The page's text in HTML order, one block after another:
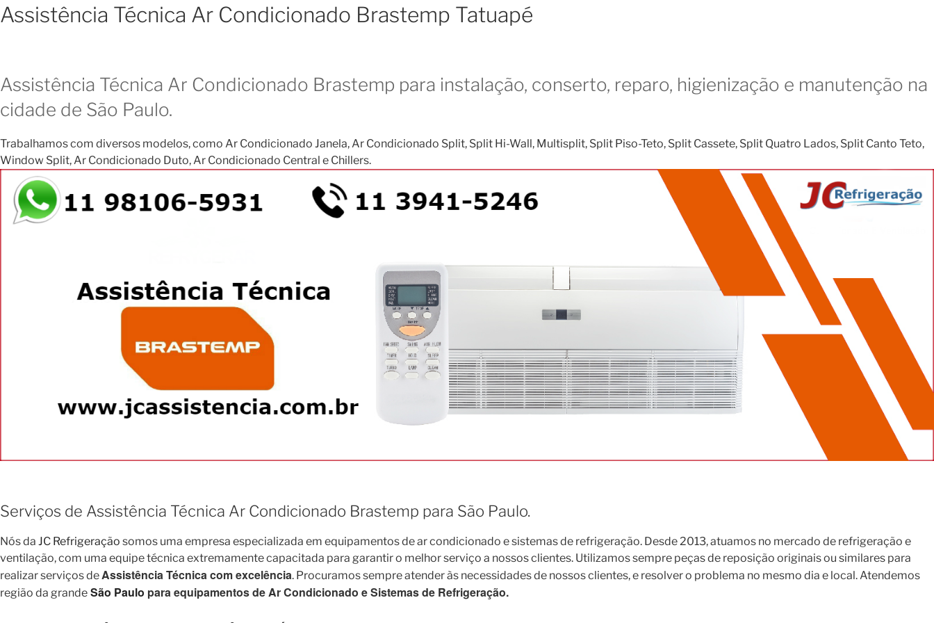
Assistência Técnica Ar Condicionado Brastemp Tatuapé
Assistência Técnica Ar Condicionado Brastemp para instalação, conserto, reparo, higienização e manutenção na
cidade de São Paulo.
Trabalhamos com diversos modelos, como Ar Condicionado Janela, Ar Condicionado Split, Split Hi-Wall, Multisplit, Split Piso-Teto, Split Cassete, Split Quatro Lados, Split Canto Teto,
Window Split, Ar Condicionado Duto, Ar Condicionado Central e Chillers.
Serviços de Assistência Técnica Ar Condicionado Brastemp para São Paulo.
Nós da JC Refrigeração somos uma empresa especializada em equipamentos de ar condicionado e sistemas de refrigeração. Desde 2013, atuamos no mercado de refrigeração e
ventilação, com uma equipe técnica extremamente capacitada para garantir o melhor serviço a nossos clientes. Utilizamos sempre peças de reposição originais ou similares para
realizar serviços de Assistência Técnica com excelência. Procuramos sempre atender às necessidades de nossos clientes, e resolver o problema no mesmo dia e local. Atendemos
região da grande São Paulo para equipamentos de Ar Condicionado e Sistemas de Refrigeração.